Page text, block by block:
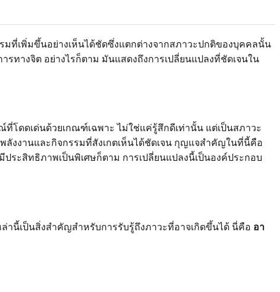
มที่เพิ่มขึ้นอย่างเห็นได้ชัดซึ่งแตกต่างจากสภาวะปกติของบุคคลนั้น
ทางจิต อย่างไรก็ตาม มันแสดงถึงการเปลี่ยนแปลงที่ชัดเจนใน
ที่โดดเด่นด้วยเกณฑ์เฉพาะ ไม่ใช่แค่รู้สึกดีเท่านั้น แต่เป็นสภาวะ
งงานและกิจกรรมที่สังเกตเห็นได้ชัดเจน กุญแจสำคัญในที่นี้คือ
ะสิทธิภาพเป็นพิเศษก็ตาม การเปลี่ยนแปลงนี้เป็นองค์ประกอบ
นี้เป็นสิ่งสำคัญสำหรับการรับรู้ถึงภาวะที่อาจเกิดขึ้นได้ นี่คือ อา